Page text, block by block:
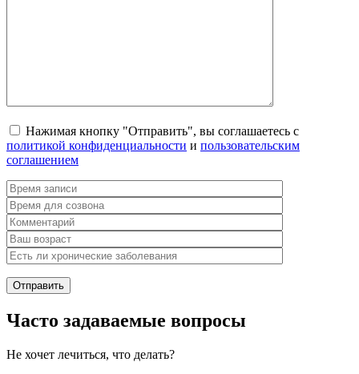
Нажимая кнопку "Отправить", вы соглашаетесь с
политикой конфиденциальности и пользовательским
соглашением
Часто задаваемые вопросы
Не хочет лечиться, что делать?